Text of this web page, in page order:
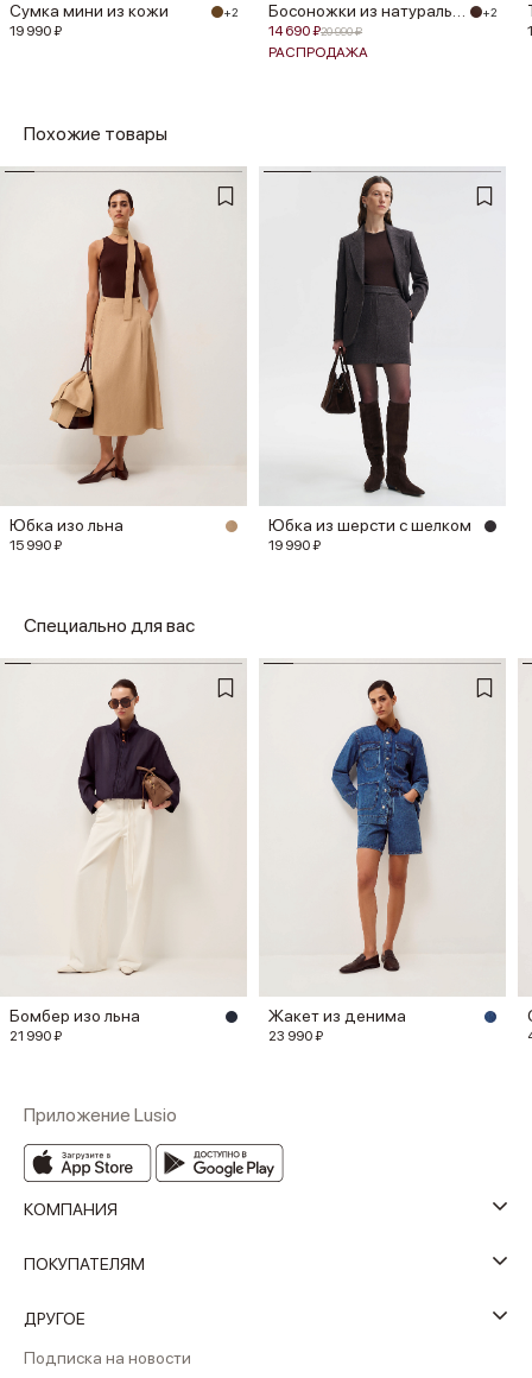
Сумка мини из кожи +2
19 990 ₽
Босоножки из натуральной кожи +2
14 690 ₽20 990 ₽
РАСПРОДАЖА
Похожие товары
Юбка изо льна
15 990 ₽
Юбка из шерсти с шелком
19 990 ₽
Специально для вас
Бомбер изо льна
21 990 ₽
Жакет из денима
23 990 ₽
Приложение Lusio
КОМПАНИЯ
ПОКУПАТЕЛЯМ
ДРУГОЕ
Подписка на новости